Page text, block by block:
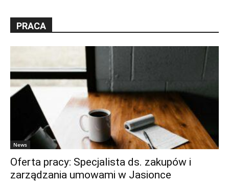
PRACA
News
Oferta pracy: Specjalista ds. zakupów i
zarządzania umowami w Jasionce